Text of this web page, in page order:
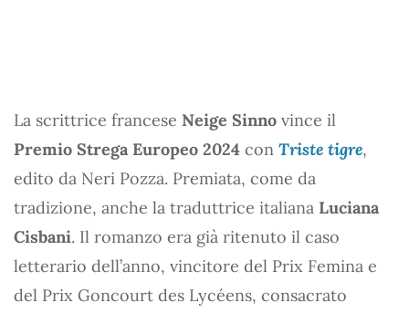
La scrittrice francese Neige Sinno vince il
Premio Strega Europeo 2024 con Triste tigre,
edito da Neri Pozza. Premiata, come da
tradizione, anche la traduttrice italiana Luciana
Cisbani. Il romanzo era già ritenuto il caso
letterario dell’anno, vincitore del Prix Femina e
del Prix Goncourt des Lycéens, consacrato